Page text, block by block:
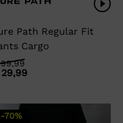
Path Regular Fit
Cargo
29,99
-70%